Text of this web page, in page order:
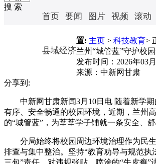
搜 索
首页 要闻 图片 视频 滚动
县域经济
置: 主页 > 科技教育>
兰州“城管蓝”守护校
发布时间： 2026年03
来源： 中新网甘肃
分享到:
中新网甘肃新闻3月10日电 随着新学期
有序、安全畅通的校园环境，近期，兰州
的“城管蓝”，为莘莘学子铺就一条安全、
分局始终将校园周边环境治理作为民生
排查与集中整治。坚持“教育劝导与规范
三包”责任，对违规张贴、喷涂的“牛皮癣